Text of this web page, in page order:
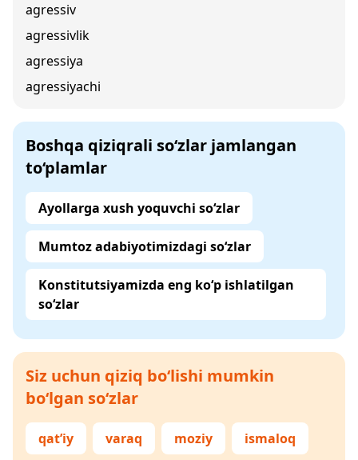
agressiv
agressivlik
agressiya
agressiyachi
Boshqa qiziqrali so‘zlar jamlangan
to‘plamlar
Ayollarga xush yoquvchi so‘zlar
Mumtoz adabiyotimizdagi so‘zlar
Konstitutsiyamizda eng ko‘p ishlatilgan
so‘zlar
Siz uchun qiziq bo‘lishi mumkin
bo‘lgan so‘zlar
qat’iy varaq moziy ismaloq